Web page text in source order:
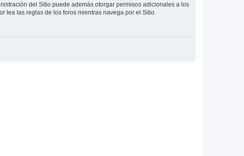
del Sitio puede además otorgar permisos adicionales a los
lea las reglas de los foros mientras navega por el Sitio.